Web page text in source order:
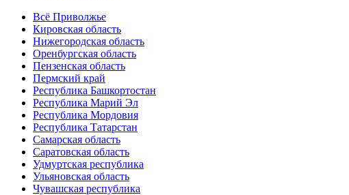
Всё Приволжье
Кировская область
Нижегородская область
Оренбургская область
Пензенская область
Пермский край
Республика Башкортостан
Республика Марий Эл
Республика Мордовия
Республика Татарстан
Самарская область
Саратовская область
Удмуртская республика
Ульяновская область
Чувашская республика